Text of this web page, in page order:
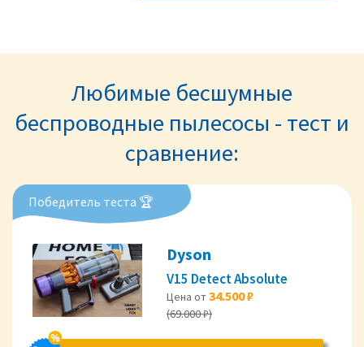
Любимые бесшумные
беспроводные пылесосы - тест и
сравнение:
Победитель теста 🏆
Dyson
V15 Detect Absolute
Цена от34.500 ₽
(69.000 ₽)